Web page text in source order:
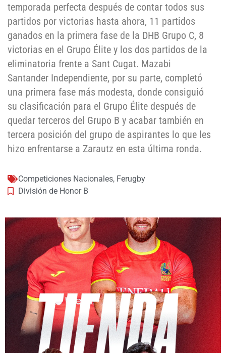
temporada perfecta después de contar todos sus
partidos por victorias hasta ahora, 11 partidos
ganados en la primera fase de la DHB Grupo C, 8
victorias en el Grupo Élite y los dos partidos de la
eliminatoria frente a Sant Cugat. Mazabi
Santander Independiente, por su parte, completó
una primera fase más modesta, donde consiguió
su clasificación para el Grupo Élite después de
quedar terceros del Grupo B y acabar también en
tercera posición del grupo de aspirantes lo que les
hizo enfrentarse a Zarautz en esta última ronda.
Competiciones Nacionales, Ferugby
División de Honor B